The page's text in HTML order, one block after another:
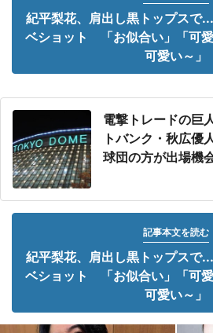
紀平梨花、肩出し黒トップスで
ベショット 「お似合い」「可
可愛い～」
電撃トレードの巨
トバンク・秋広優
球団の方が出場機
記事本文を読む
紀平梨花、肩出し黒トップスで
ベショット 「お似合い」「可
可愛い～」